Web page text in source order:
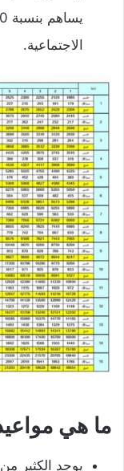
الاجتماعية.
ما هي
يوجد الكثير